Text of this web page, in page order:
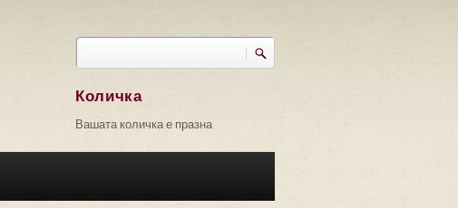
Търси
Количка
Вашата количка е празна